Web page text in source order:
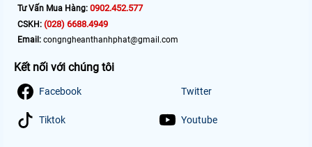
Tư Vấn Mua Hàng: 0902.452.577
CSKH: (028) 6688.4949
Email: congngheanthanhphat@gmail.com
Kết nối với chúng tôi
Facebook Twitter
Tiktok Youtube